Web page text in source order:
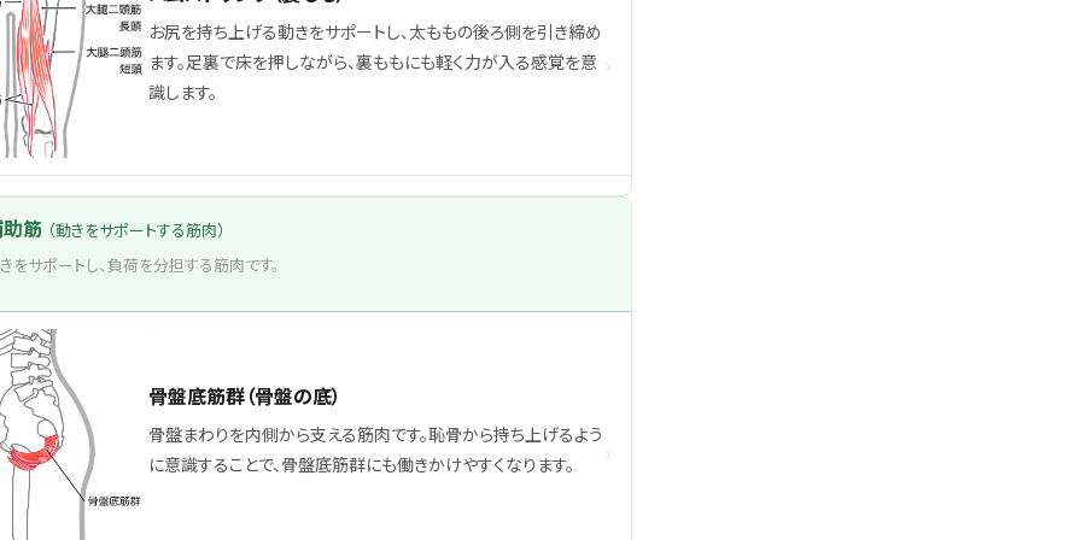
お尻を持ち上げる動きをサポートし、太ももの後ろ側を引き締め
ます。足裏で床を押しながら、裏ももにも軽く力が入る感覚を意
識します。
›
筋 （動きをサポートする筋肉）
をサポートし、負荷を分担する筋肉です。
骨盤底筋群（骨盤の底）
骨盤まわりを内側から支える筋肉です。恥骨から持ち上げるよう
に意識することで、骨盤底筋群にも働きかけやすくなります。
›